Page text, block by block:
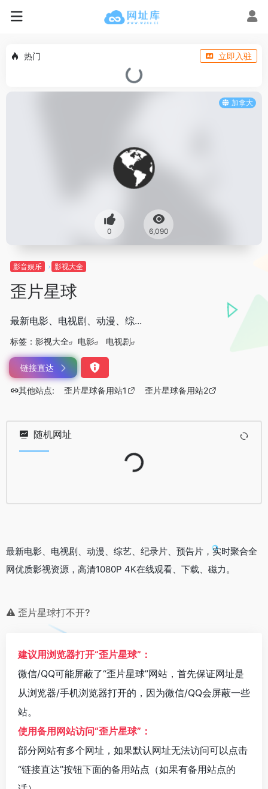
热门 立即入驻
加拿大
0 6,090
影音娱乐 影视大全
歪片星球
最新电影、电视剧、动漫、综...
标签： 影视大全 电影 电视剧
链接直达
其他站点: 歪片星球备用站1 歪片星球备用站2
随机网址
Loading...
最新电影、电视剧、动漫、综艺、纪录片、预告片，实时聚合全
网优质影视资源，高清1080P 4K在线观看、下载、磁力。
歪片星球打不开?
建议用浏览器打开“歪片星球”：
微信/QQ可能屏蔽了“歪片星球”网站，首先保证网址是
从浏览器/手机浏览器打开的，因为微信/QQ会屏蔽一些
站。
使用备用网站访问“歪片星球”：
部分网站有多个网址，如果默认网址无法访问可以点击
“链接直达”按钮下面的备用站点（如果有备用站点的